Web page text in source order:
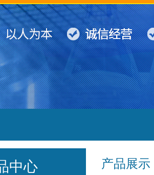
产品展示
中心